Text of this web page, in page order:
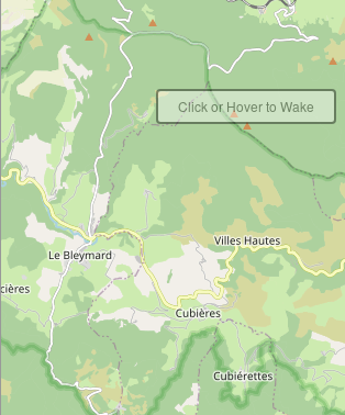
Click or Hover to Wake